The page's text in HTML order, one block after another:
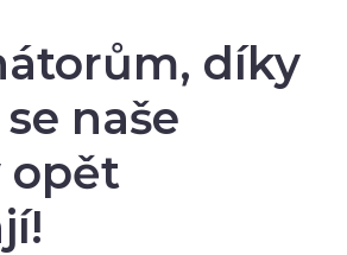
NÁS
PŮSOBIŠTĚ
KLIENTI
díky
naše
opět